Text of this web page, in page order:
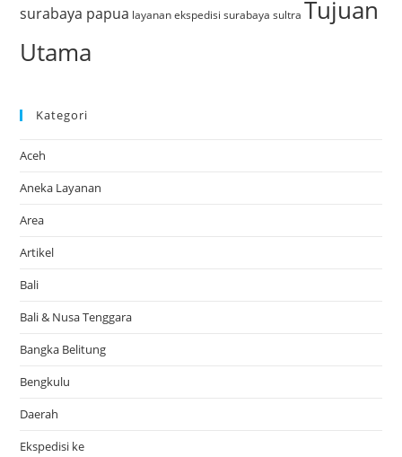
surabaya papua layanan ekspedisi surabaya sultra Tujuan
Utama
Kategori
Aceh
Aneka Layanan
Area
Artikel
Bali
Bali & Nusa Tenggara
Bangka Belitung
Bengkulu
Daerah
Ekspedisi ke